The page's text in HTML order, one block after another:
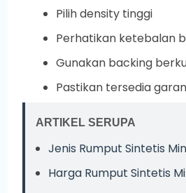
Pilih density tinggi
Perhatikan ketebalan
Gunakan backing
Pastikan tersedia
ARTIKEL SERUPA
Jenis Rumput Sintetis
Harga Rumput Sintetis